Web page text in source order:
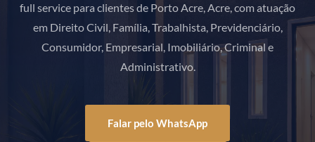
full service para clientes de Porto Acre, Acre, com atuação
em Direito Civil, Família, Trabalhista, Previdenciário,
Consumidor, Empresarial, Imobiliário, Criminal e
Administrativo.
Falar pelo WhatsApp